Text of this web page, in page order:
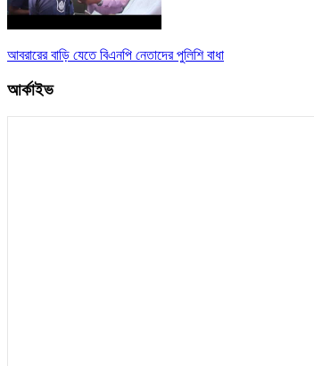
আবরারের বাড়ি যেতে বিএনপি নেতাদের পুলিশি বাধা
আর্কাইভ